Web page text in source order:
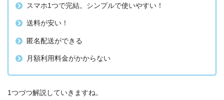
スマホ1つで完結。シンプルで使いやすい！
送料が安い！
匿名配送ができる
月額利用料金がかからない
1つづつ解説していきますね。